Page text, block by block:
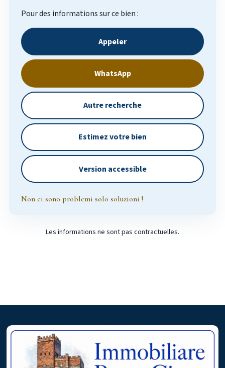
Pour des informations sur ce bien :
Appeler
WhatsApp
Autre recherche
Estimez votre bien
Version accessible
Non ci sono problemi solo soluzioni !
Les informations ne sont pas contractuelles.